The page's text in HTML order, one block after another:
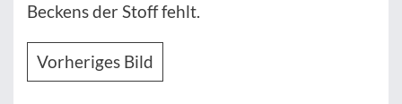
Beckens der Stoff fehlt.
Vorheriges Bild